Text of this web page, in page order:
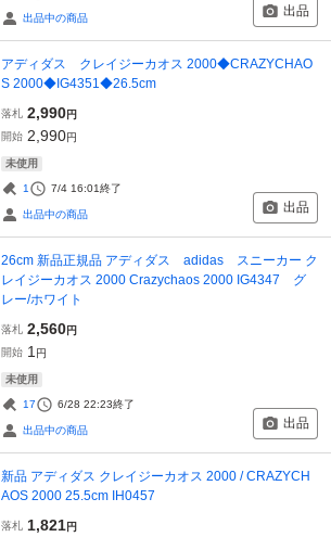
出品中の商品 出品
アディダス クレイジーカオス 2000◆CRAZYCHAO
S 2000◆IG4351◆26.5cm
落札 2,990円
開始 2,990円
未使用
1 7/4 16:01終了
出品中の商品 出品
26cm 新品正規品 アディダス adidas スニーカー ク
レイジーカオス 2000 Crazychaos 2000 IG4347 グ
レー/ホワイト
落札 2,560円
開始 1 円
未使用
17 6/28 22:23終了
出品中の商品 出品
新品 アディダス クレイジーカオス 2000 / CRAZYCH
AOS 2000 25.5cm IH0457
落札 1,821円